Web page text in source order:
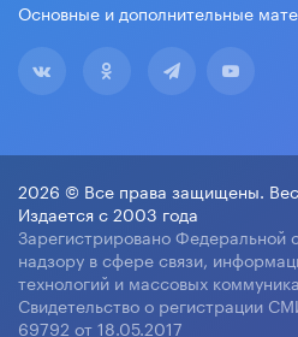
Основные и дополнительные
2026 © Все права защищены.
Издается с 2003 года
Зарегистрировано Федеральной
надзору в сфере связи,
технологий и массовых
Свидетельство о регистрации
69792 от 18.05.2017